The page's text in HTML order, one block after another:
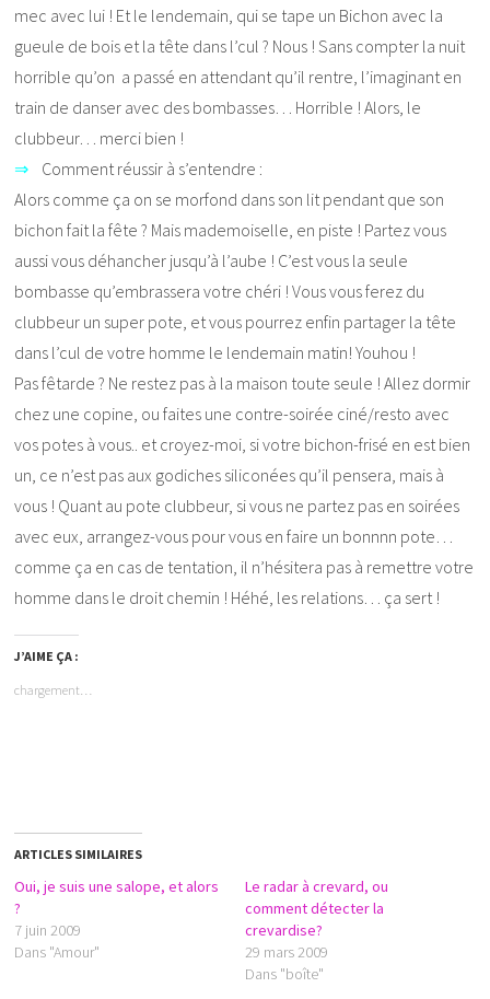
mec avec lui ! Et le lendemain, qui se tape un Bichon avec la
gueule de bois et la tête dans l’cul ? Nous ! Sans compter la nuit
horrible qu’on a passé en attendant qu’il rentre, l’imaginant en
train de danser avec des bombasses… Horrible ! Alors, le
clubbeur… merci bien !
⇒ Comment réussir à s’entendre :
Alors comme ça on se morfond dans son lit pendant que son
bichon fait la fête ? Mais mademoiselle, en piste ! Partez vous
aussi vous déhancher jusqu’à l’aube ! C’est vous la seule
bombasse qu’embrassera votre chéri ! Vous vous ferez du
clubbeur un super pote, et vous pourrez enfin partager la tête
dans l’cul de votre homme le lendemain matin! Youhou !
Pas fêtarde ? Ne restez pas à la maison toute seule ! Allez dormir
chez une copine, ou faites une contre-soirée ciné/resto avec
vos potes à vous.. et croyez-moi, si votre bichon-frisé en est bien
un, ce n’est pas aux godiches siliconées qu’il pensera, mais à
vous ! Quant au pote clubbeur, si vous ne partez pas en soirées
avec eux, arrangez-vous pour vous en faire un bonnnn pote…
comme ça en cas de tentation, il n’hésitera pas à remettre votre
homme dans le droit chemin ! Héhé, les relations… ça sert !
J’AIME ÇA :
chargement…
ARTICLES SIMILAIRES
Oui, je suis une salope, et alors
?
7 juin 2009
Dans "Amour"
Le radar à crevard, ou
comment détecter la
crevardise?
29 mars 2009
Dans "boîte"